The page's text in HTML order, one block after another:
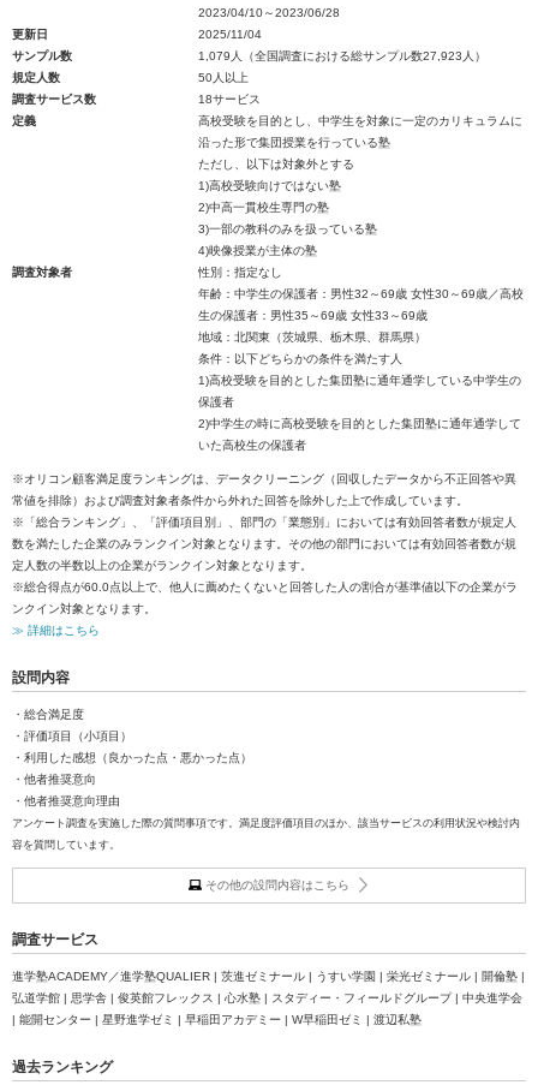
2023/04/10～2023/06/28
更新日
2025/11/04
サンプル数
1,079人（全国調査における総サンプル数27,923人）
規定人数
50人以上
調査サービス数
18サービス
定義
高校受験を目的とし、中学生を対象に一定のカリキュラムに
沿った形で集団授業を行っている塾
ただし、以下は対象外とする
1)高校受験向けではない塾
2)中高一貫校生専門の塾
3)一部の教科のみを扱っている塾
4)映像授業が主体の塾
調査対象者
性別：指定なし
年齢：中学生の保護者：男性32～69歳 女性30～69歳／高校
生の保護者：男性35～69歳 女性33～69歳
地域：北関東（茨城県、栃木県、群馬県）
条件：以下どちらかの条件を満たす人
1)高校受験を目的とした集団塾に通年通学している中学生の
保護者
2)中学生の時に高校受験を目的とした集団塾に通年通学して
いた高校生の保護者
※オリコン顧客満足度ランキングは、データクリーニング（回収したデータから不正回答や異
常値を排除）および調査対象者条件から外れた回答を除外した上で作成しています。
※「総合ランキング」、「評価項目別」、部門の「業態別」においては有効回答者数が規定人
数を満たした企業のみランクイン対象となります。その他の部門においては有効回答者数が規
定人数の半数以上の企業がランクイン対象となります。
※総合得点が60.0点以上で、他人に薦めたくないと回答した人の割合が基準値以下の企業がラ
ンクイン対象となります。
≫ 詳細はこちら
設問内容
・総合満足度
・評価項目（小項目）
・利用した感想（良かった点・悪かった点）
・他者推奨意向
・他者推奨意向理由
アンケート調査を実施した際の質問事項です。満足度評価項目のほか、該当サービスの利用状況や検討内
容を質問しています。
その他の設問内容はこちら
調査サービス
進学塾ACADEMY／進学塾QUALIER | 茨進ゼミナール | うすい学園 | 栄光ゼミナール | 開倫塾 |
弘道学館 | 思学舎 | 俊英館フレックス | 心水塾 | スタディー・フィールドグループ | 中央進学会
| 能開センター | 星野進学ゼミ | 早稲田アカデミー | W早稲田ゼミ | 渡辺私塾
過去ランキング